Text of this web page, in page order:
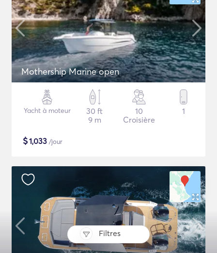
Filtres
Mothership Marine open
Yacht à moteur
30 ft
9 m
10
Croisière
1
$1,033 /jour